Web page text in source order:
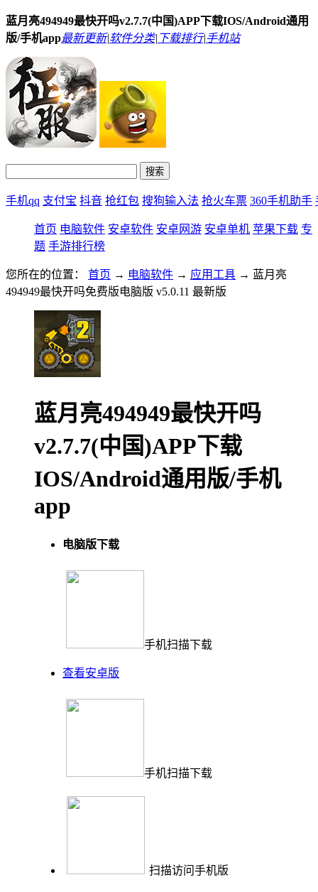
蓝月亮494949最快开吗v2.7.7(中国)APP下载IOS/Android通用
版/手机app最新更新|软件分类| 下载排行|手机站
手机qq 支付宝 抖音 抢红包 搜狗输入法 抢火车票 360手机助手
首页 电脑软件 安卓软件 安卓网游 安卓单机 苹果下载 专
题 手游排行榜
您所在的位置： 首页 → 电脑软件 → 应用工具 → 蓝月亮
494949最快开吗免费版电脑版 v5.0.11 最新版
蓝月亮494949最快开吗
v2.7.7(中国)APP下载
IOS/Android通用版/手机
app
电脑版下载
手机扫描下载
查看安卓版
手机扫描下载
扫描访问手机版